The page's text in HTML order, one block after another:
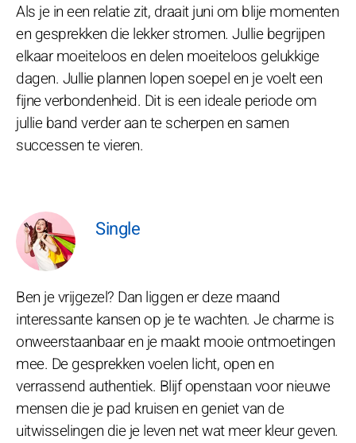
Als je in een relatie zit, draait juni om blije momenten
en gesprekken die lekker stromen. Jullie begrijpen
elkaar moeiteloos en delen moeiteloos gelukkige
dagen. Jullie plannen lopen soepel en je voelt een
fijne verbondenheid. Dit is een ideale periode om
jullie band verder aan te scherpen en samen
successen te vieren.
Single
Ben je vrijgezel? Dan liggen er deze maand
interessante kansen op je te wachten. Je charme is
onweerstaanbaar en je maakt mooie ontmoetingen
mee. De gesprekken voelen licht, open en
verrassend authentiek. Blijf openstaan voor nieuwe
mensen die je pad kruisen en geniet van de
uitwisselingen die je leven net wat meer kleur geven.